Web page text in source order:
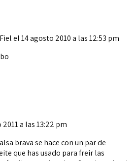
el 14 agosto 2010 a las 12:53 pm
a las 13:22 pm
brava se hace con un par de
que has usado para freir las